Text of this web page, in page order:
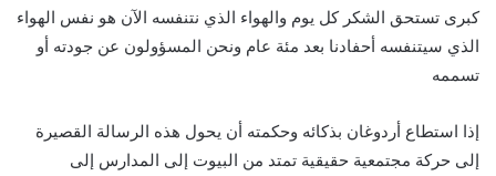
كبرى تستحق الشكر كل يوم والهواء الذي نتنفسه الآن هو نفس الهواء
الذي سيتنفسه أحفادنا بعد مئة عام ونحن المسؤولون عن جودته أو
تسممه
إذا استطاع أردوغان بذكائه وحكمته أن يحول هذه الرسالة القصيرة
إلى حركة مجتمعية حقيقية تمتد من البيوت إلى المدارس إلى